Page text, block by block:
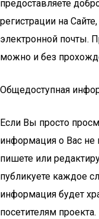
предоставляете
регистрации на
электронной почты.
можно и без
Общедоступная
Если Вы просто
информация о Вас не
пишете или
публикуете каждое
информация будет
посетителям